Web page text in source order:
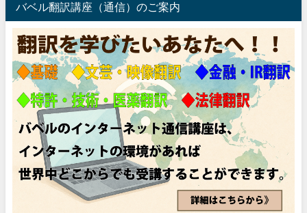
バベル翻訳講座（通信）のご案内